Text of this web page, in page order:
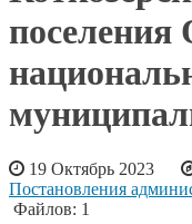
поселения
19 Октябрь 2023
Постановления
Файлов: 1